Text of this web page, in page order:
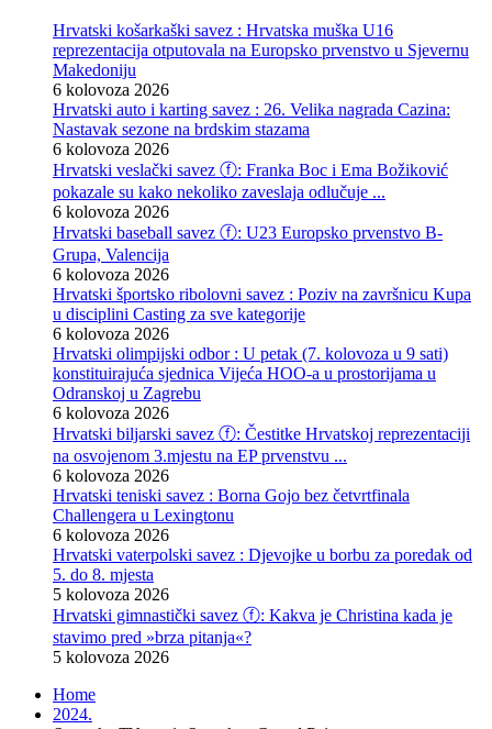
Hrvatski košarkaški savez : Hrvatska muška U16
reprezentacija otputovala na Europsko prvenstvo u Sjevernu
Makedoniju
6 kolovoza 2026
Hrvatski auto i karting savez : 26. Velika nagrada Cazina:
Nastavak sezone na brdskim stazama
6 kolovoza 2026
Hrvatski veslački savez ⓕ: Franka Boc i Ema Božiković
pokazale su kako nekoliko zaveslaja odlučuje ...
6 kolovoza 2026
Hrvatski baseball savez ⓕ: U23 Europsko prvenstvo B-
Grupa, Valencija
6 kolovoza 2026
Hrvatski športsko ribolovni savez : Poziv na završnicu Kupa
u disciplini Casting za sve kategorije
6 kolovoza 2026
Hrvatski olimpijski odbor : U petak (7. kolovoza u 9 sati)
konstituirajuća sjednica Vijeća HOO-a u prostorijama u
Odranskoj u Zagrebu
6 kolovoza 2026
Hrvatski biljarski savez ⓕ: Čestitke Hrvatskoj reprezentaciji
na osvojenom 3.mjestu na EP prvenstvu ...
6 kolovoza 2026
Hrvatski teniski savez : Borna Gojo bez četvrtfinala
Challengera u Lexingtonu
6 kolovoza 2026
Hrvatski vaterpolski savez : Djevojke u borbu za poredak od
5. do 8. mjesta
5 kolovoza 2026
Hrvatski gimnastički savez ⓕ: Kakva je Christina kada je
stavimo pred »brza pitanja«?
5 kolovoza 2026
Home
2024.